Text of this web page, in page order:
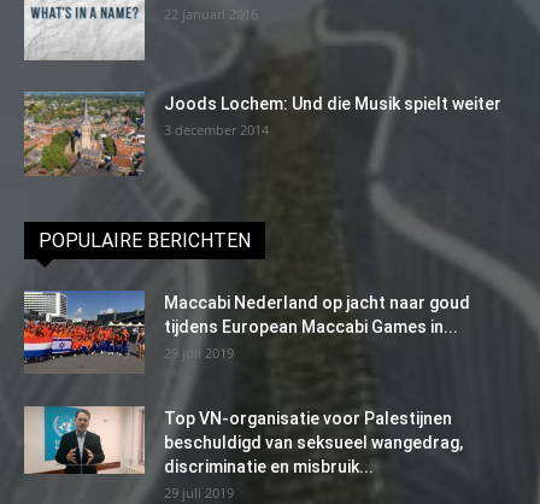
22 januari 2016
Joods Lochem: Und die Musik spielt weiter
3 december 2014
POPULAIRE BERICHTEN
Maccabi Nederland op jacht naar goud
tijdens European Maccabi Games in...
29 juli 2019
Top VN-organisatie voor Palestijnen
beschuldigd van seksueel wangedrag,
discriminatie en misbruik...
29 juli 2019